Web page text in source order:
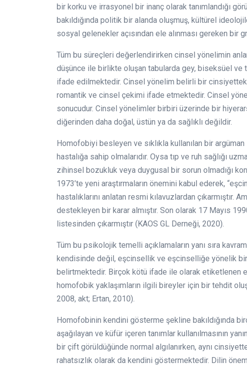
bir korku ve irrasyonel bir inanç olarak tanımlandığı
bakıldığında politik bir alanda oluşmuş, kültürel
sosyal gelenekler açısından ele alınması gereken bir
Tüm bu süreçleri değerlendirirken cinsel yönelimin
düşünce ile birlikte oluşan tabularda gey, biseksüel
ifade edilmektedir. Cinsel yönelim belirli bir
romantik ve cinsel çekimi ifade etmektedir. Cinsel
sonucudur. Cinsel yönelimler birbiri üzerinde bir
diğerinden daha doğal, üstün ya da sağlıklı değildir.
Homofobiyi besleyen ve sıklıkla kullanılan bir
hastalığa sahip olmalarıdır. Oysa tıp ve ruh sağlığı
zihinsel bozukluk veya duygusal bir sorun olmadığı
1973’te yeni araştırmaların önemini kabul ederek,
hastalıklarını anlatan resmi kılavuzlardan
destekleyen bir karar almıştır. Son olarak 17 Mayıs
listesinden çıkarmıştır (KAOS GL Derneği, 2020).
Tüm bu psikolojik temelli açıklamaların yanı sıra
kendisinde değil, eşcinsellik ve eşcinselliğe yönelik
belirtmektedir. Birçok kötü ifade ile olarak etiketlenen
homofobik yaklaşımların ilgili bireyler için bir tehdit
2008, akt; Ertan, 2010).
Homofobinin kendini gösterme şekline bakıldığında
aşağılayan ve küfür içeren tanımlar kullanılmasının
bir çift görüldüğünde normal algılanırken, aynı
rahatsızlık olarak da kendini göstermektedir. Dilin